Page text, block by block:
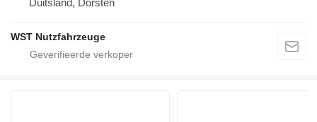
WST Nutzfahrzeuge